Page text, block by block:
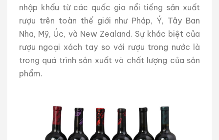
nhập khẩu từ các quốc gia nổi tiếng sản xuất
rượu trên toàn thế giới như Pháp, Ý, Tây Ban
Nha, Mỹ, Úc, và New Zealand. Sự khác biệt của
rượu ngoại xách tay so với rượu trong nước là
trong quá trình sản xuất và chất lượng của sản
phẩm.